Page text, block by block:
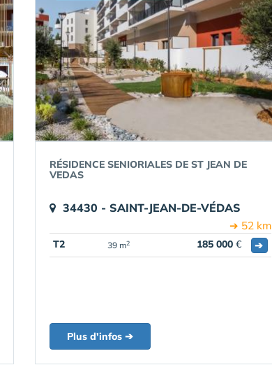
RÉSIDENCE SENIORIALES DE ST JEAN DE
VEDAS
34430 - SAINT-JEAN-DE-VÉDAS
➔ 52 km
T2 39 m2 185 000 € ➔
Plus d'infos ➔